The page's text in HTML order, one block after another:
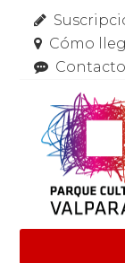
Cómo
Contacto